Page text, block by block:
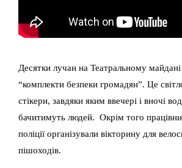
Десятки лучан на Театральному
“комплекти безпеки громадян”. Це
стікери, завдяки яким ввечері і вночі
бачитимуть людей. Окрім того
поліції організували вікторину для
пішоходів.